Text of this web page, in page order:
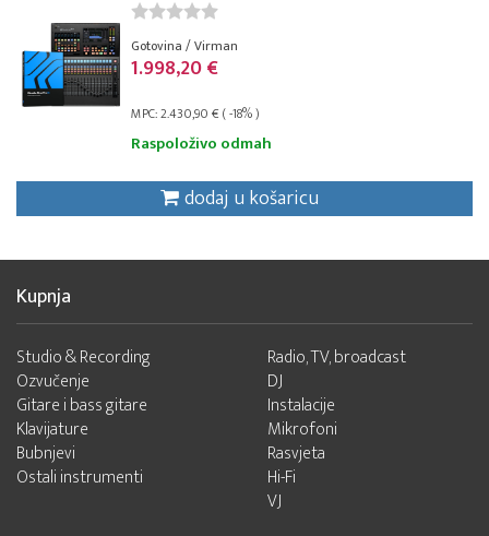
Gotovina / Virman
1.998,20 €
MPC: 2.430,90 € ( -18% )
Raspoloživo odmah
dodaj u košaricu
Kupnja
Studio & Recording
Ozvučenje
Gitare i bass gitare
Klavijature
Bubnjevi
Ostali instrumenti
Radio, TV, broadcast
DJ
Instalacije
Mikrofoni
Rasvjeta
Hi-Fi
VJ